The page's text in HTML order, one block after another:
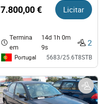
7.800,00 € Licitar
Termina
em
14d 1h 0m
9s
2
Portugal 5683/25.6T8STB